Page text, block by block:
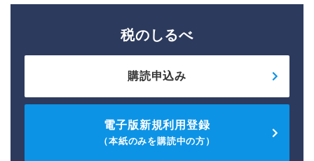
税のしるべ
購読申込み
電子版新規利用登録
（本紙のみを購読中の方）